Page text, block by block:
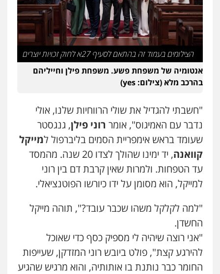
עו"ד דרוויש נאשף
פלילי פשיעה חמורה זכויות אדם
0527448141
עו"ד יפעת שוורץ סיל
פלילי תעבורה
0523379525
עו"ד שילה ענבר
פלילי כלכלי מיסים הלבנת הון ייעוץ לעורכי
דין
0506216097
עו"ד אביגדור פלדמן
פלילי אסירים צווארון לבן זכויות אדם אזרחי
פשיעה חמורה כלכלי פלילי מעצרים
וחקירות עורכי דין לענייני אסירים
0502181995
הצילומים בעמוד זה בהתאם לסעיף 27א לחוק זכויות יוצרים
אנטומיה של משפחת פשע. משפחת פילן וחייליהם
בהרכב מלא (צילום: yes)
"חשבתי להגדיל את שולי הרווחיות שלנו, אולי
נדבר עם האמיגוס", אומר רוני פילן, גנגסטר
שעומד בראש אימפריית הסמים בליברפול למייקל
קוואנה
, יד ימינו שהולך לצדו 20 שנה. מהמסד
עד הטפחות. ולמרות שאין קרבת דם בין רוני
למייקל, הוא מסומן על ידו כיורשו הפוטנציאלי.
"למה לקלקל משהו שכבר עובד?", תוהה מייקל
החשדן.
"אני רוצה שיהיה לי מספיק כסף כדי שאוכל
להירגע קצת", פולט ביובש רוני המזדקן, שעייפות
החומר כבר נותנת בו אותותיה, והוא מרגיש שהגיע